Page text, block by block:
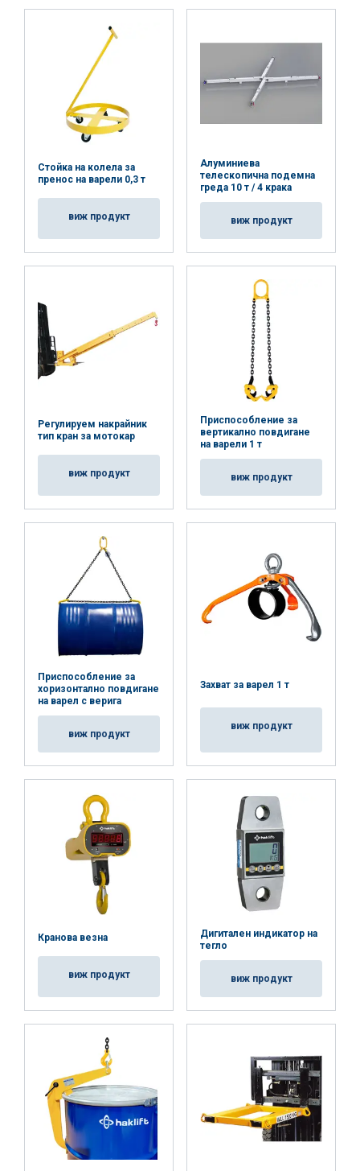
Стойка на колела за
пренос на варели 0,3 т
виж продукт
Алуминиева
телескопична подемна
греда 10 т / 4 крака
виж продукт
Регулируем накрайник
тип кран за мотокар
виж продукт
Приспособление за
вертикално повдигане
на варели 1 т
виж продукт
Приспособление за
хоризонтално повдигане
на варел с верига
виж продукт
Захват за варел 1 т
виж продукт
Кранова везна
виж продукт
Дигитален индикатор на
тегло
виж продукт